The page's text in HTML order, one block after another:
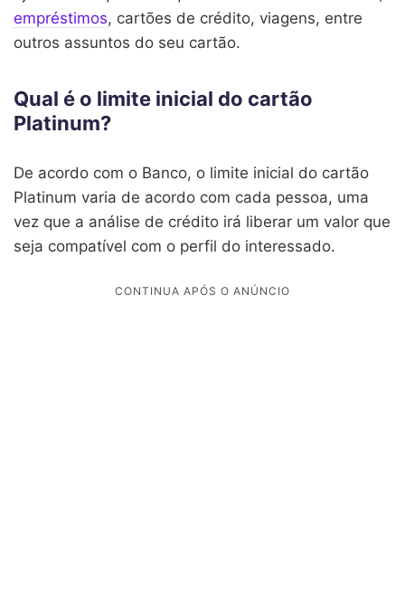
empréstimos, cartões de crédito, viagens, entre
outros assuntos do seu cartão.
Qual é o limite inicial do cartão
Platinum?
De acordo com o Banco, o limite inicial do cartão
Platinum varia de acordo com cada pessoa, uma
vez que a análise de crédito irá liberar um valor que
seja compatível com o perfil do interessado.